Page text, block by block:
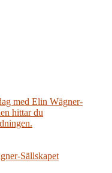
med Elin Wägner-
hittar du
Sällskapet